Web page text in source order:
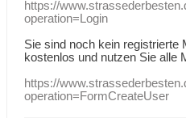
https://
operation=Login
Sie sind noch kein registrierte
kostenlos und nutzen Sie alle
https://
operation=FormCreateUser